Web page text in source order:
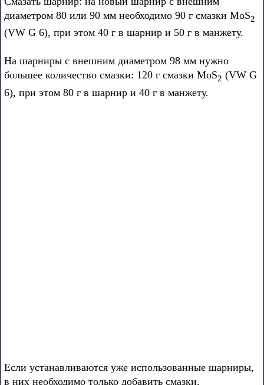
диаметром 80 или 90 мм необходимо 90 г смазки MoS2
(VW G 6), при этом 40 г в шарнир и 50 г в манжету.
На шарниры с внешним диаметром 98 мм нужно
большее количество смазки: 120 г смазки MoS2 (VW G
6), при этом 80 г в шарнир и 40 г в манжету.
Если устанавливаются уже использованные шарниры,
в них необходимо только добавить смазки.